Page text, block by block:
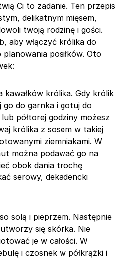
Ci to zadanie. Ten przepis
delikatnym mięsem,
twoją rodzinę i gości.
aby włączyć królika do
posiłków. Oto
kawałków królika. Gdy królik
go do garnka i gotuj do
półtorej godziny możesz
królika z sosem w takiej
ziemniakami. W
można podawać go na
obok dania trochę
serowy, dekadencki
solą i pieprzem. Następnie
się skórka. Nie
je w całości. W
i czosnek w półkrążki i